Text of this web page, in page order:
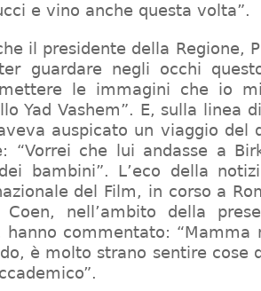
e vino anche questa volta”.
il presidente della Regione,
guardare negli occhi
le immagini che io
Yad Vashem”. E, sulla linea
auspicato un viaggio del
“Vorrei che lui andasse a
bambini”. L’eco della
del Film, in corso a
nell’ambito della
hanno commentato: “Mamma
è molto strano sentire cose